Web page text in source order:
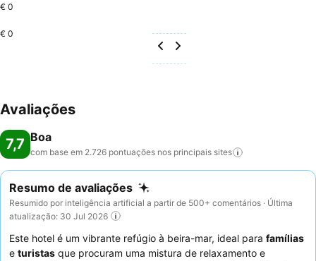
€ 0
€ 0
Avaliações
7,7 Boa
com base em 2.726 pontuações nos principais sites
Resumo de avaliações
Resumido por inteligência artificial a partir de 500+ comentários · Última
atualização: 30 Jul 2026
Este hotel é um vibrante refúgio à beira-mar, ideal para famílias
e turistas que procuram uma mistura de relaxamento e